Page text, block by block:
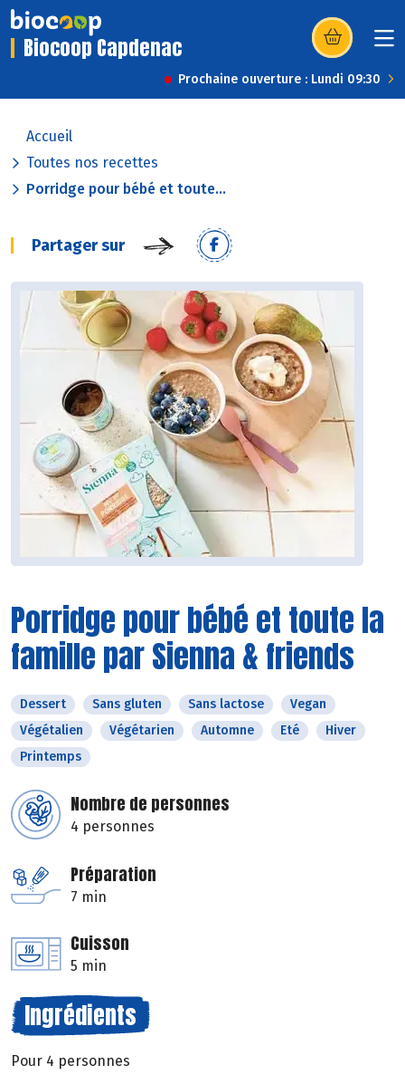
Biocoop Capdenac (s’ouvre dans
Prochaine ouverture : Lundi 09:30
Accueil
Toutes nos recettes
Porridge pour bébé et toute...
Partager sur
Porridge pour bébé et toute la
famille par Sienna & friends
Dessert Sans gluten Sans lactose
Vegan
Végétalien
Végétarien Automne Eté
Hiver
Printemps
Nombre de personnes
4 personnes
Préparation
7 min
Cuisson
5 min
Ingrédients
Pour 4 personnes